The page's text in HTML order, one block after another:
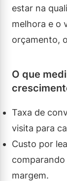
estar na
melhora e o
orçamento,
O que
Taxa de
visita para
Custo por
margem.